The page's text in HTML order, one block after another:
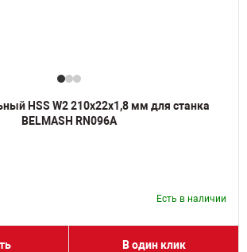
HSS W2 210х22х1,8 мм для станка
BELMASH RN096A
Есть в наличии
В один клик